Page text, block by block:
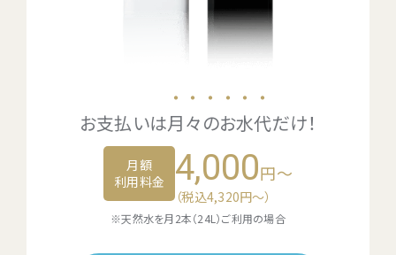
お支払いは月々のお水代
・・・・・・
だけ！
月額
利用料金
4,000円～
（税込4,320円〜）
※天然水を月2本（24L）ご利用の場合